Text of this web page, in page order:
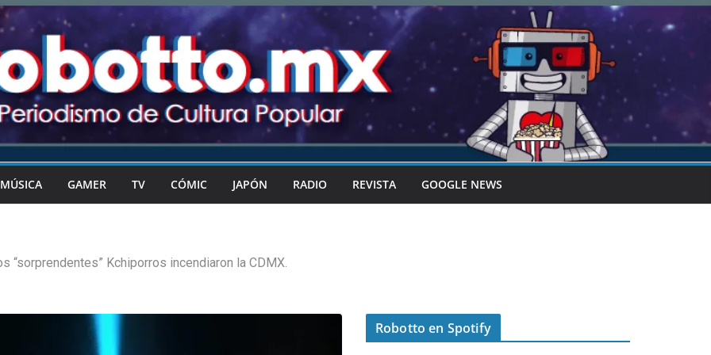
MÚSICA GAMER TV CÓMIC JAPÓN RADIO REVISTA GOOGLE NEWS
“sorprendentes” Kchiporros incendiaron la CDMX.
Robotto en Spotify